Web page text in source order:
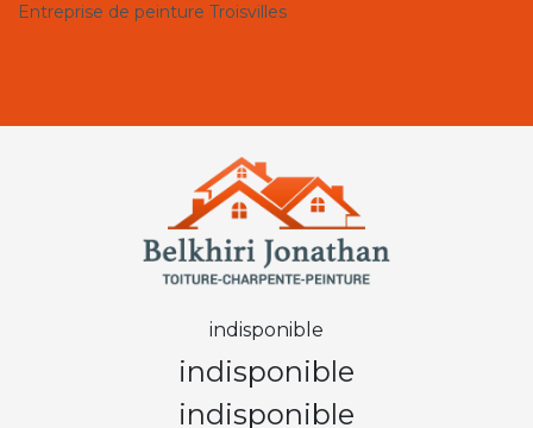
Entreprise de peinture Troisvilles
indisponible
indisponible
indisponible